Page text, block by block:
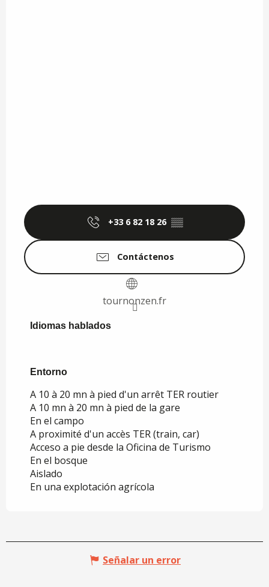
+33 6 82 18 26 ▒▒
Contáctenos
tournonzen.fr
Idiomas hablados
Idiomas hablados
Entorno
Entorno
A 10 à 20 mn à pied d'un arrêt TER routier
A 10 mn à 20 mn à pied de la gare
En el campo
A proximité d'un accès TER (train, car)
Acceso a pie desde la Oficina de Turismo
En el bosque
Aislado
En una explotación agrícola
Señalar un error